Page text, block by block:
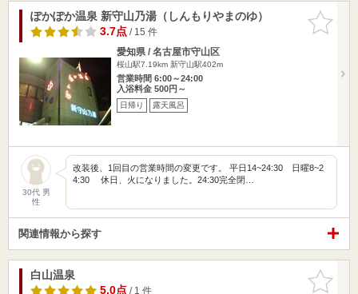
お気に入
りに追加
ぽかぽか温泉 新守山乃湯（しんもりやまのゆ）
3.7点/ 15 件
愛知県 / 名古屋市守山区
桜山駅7.19km 新守山駅402m
営業時間 6:00～24:00
入浴料金 500円～
日帰り 露天風呂
30代 男
性
改装後、1回目の営業時間の変更です。 平日14~24:30 日曜8~2
4:30 休日、火になりました。24:30完全閉…
関連情報から探す
お気に入
りに追加
白山温泉
5.0点/ 1 件